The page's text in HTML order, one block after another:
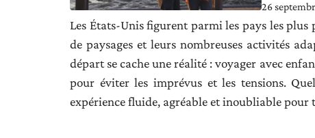
26
Les États-Unis figurent parmi les pays les
de paysages et leurs nombreuses activités
départ se cache une réalité : voyager avec
pour éviter les imprévus et les tensions.
expérience fluide, agréable et inoubliable pour